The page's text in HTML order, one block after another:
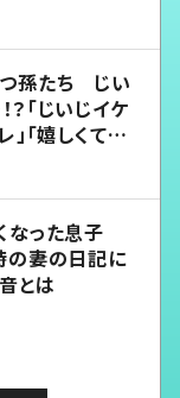
孫たち じい
「じいじイケ
」「嬉しくて可
なった息子
の妻の日記に
とは